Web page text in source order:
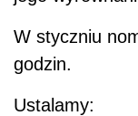
W styczniu
godzin.
Ustalamy: